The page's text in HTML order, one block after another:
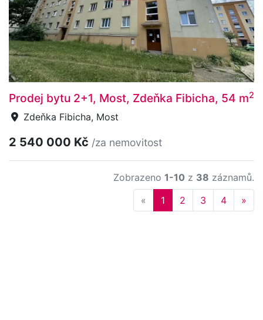
Prodej bytu 2+1, Most, Zdeňka Fibicha, 54 m2
Zdeňka Fibicha, Most
2 540 000 Kč /za nemovitost
Zobrazeno 1-10 z 38 záznamů.
« Previous
1 2 3 4 »